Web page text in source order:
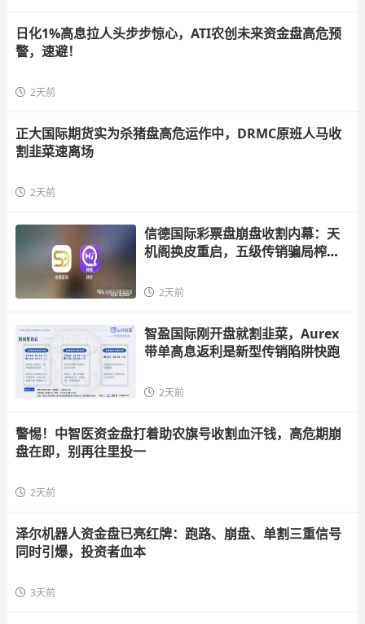
日化1%高息拉人头步步惊心，ATI农创未来资金盘高危预
警，速避！
2天前
正大国际期货实为杀猪盘高危运作中，DRMC原班人马收
割韭菜速离场
2天前
信德国际彩票盘崩盘收割内幕：天
机阁换皮重启，五级传销骗局榨干
2天前
智盈国际刚开盘就割韭菜，Aurex
带单高息返利是新型传销陷阱快跑
2天前
警惕！中智医资金盘打着助农旗号收割血汗钱，高危期崩
盘在即，别再往里投一
2天前
泽尔机器人资金盘已亮红牌：跑路、崩盘、单割三重信号
同时引爆，投资者血本
3天前